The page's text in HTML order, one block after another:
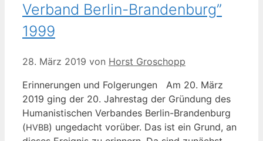
Verband Berlin-Brandenburg”
1999
28. März 2019 von Horst Groschopp
Erin­ne­run­gen und Fol­ge­run­gen Am 20. März
2019 ging der 20. Jah­res­tag der Grün­dung des
Huma­nis­ti­schen Ver­ban­des Ber­­lin-Bran­­den­­burg
(HVBB) unge­dacht vor­über. Das ist ein Grund, an